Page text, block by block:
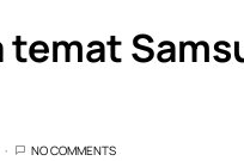
NO COMMENTS